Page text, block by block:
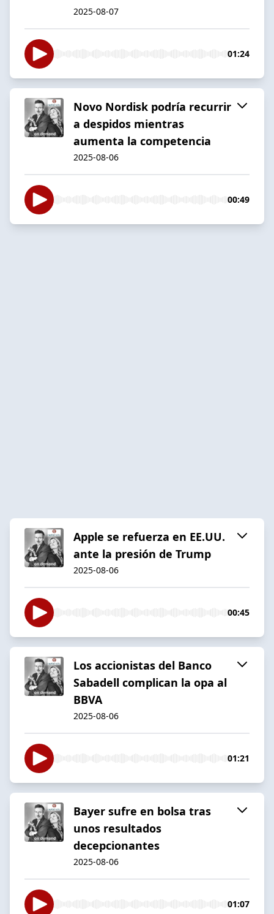
2025-08-07
01:24
Novo Nordisk podría recurrir
a despidos mientras
aumenta la competencia
2025-08-06
00:49
Apple se refuerza en EE.UU.
ante la presión de Trump
2025-08-06
00:45
Los accionistas del Banco
Sabadell complican la opa al
BBVA
2025-08-06
01:21
Bayer sufre en bolsa tras
unos resultados
decepcionantes
2025-08-06
01:07